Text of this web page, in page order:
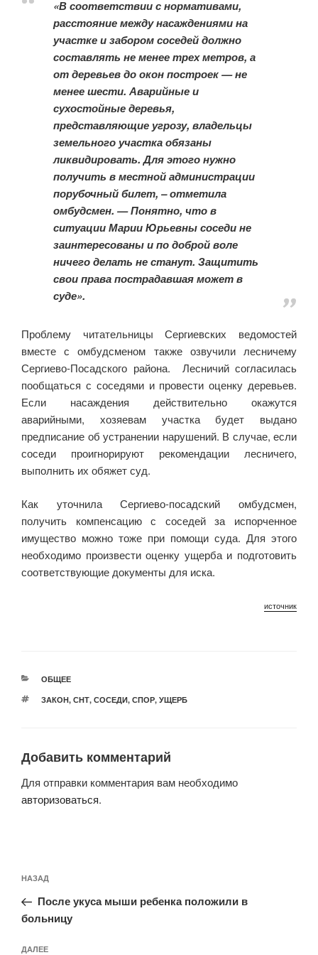
«В соответствии с нормативами,
расстояние между насаждениями на
участке и забором соседей должно
составлять не менее трех метров, а
от деревьев до окон построек — не
менее шести. Аварийные и
сухостойные деревья,
представляющие угрозу, владельцы
земельного участка обязаны
ликвидировать. Для этого нужно
получить в местной администрации
порубочный билет, – отметила
омбудсмен. — Понятно, что в
ситуации Марии Юрьевны соседи не
заинтересованы и по доброй воле
ничего делать не станут. Защитить
свои права пострадавшая может в
суде».
Проблему читательницы Сергиевских ведомостей
вместе с омбудсменом также озвучили лесничему
Сергиево-Посадского района. Лесничий согласилась
пообщаться с соседями и провести оценку деревьев.
Если насаждения действительно окажутся
аварийными, хозяевам участка будет выдано
предписание об устранении нарушений. В случае, если
соседи проигнорируют рекомендации лесничего,
выполнить их обяжет суд.
Как уточнила Сергиево-посадский омбудсмен,
получить компенсацию с соседей за испорченное
имущество можно тоже при помощи суда. Для этого
необходимо произвести оценку ущерба и подготовить
соответствующие документы для иска.
источник
РУБРИКИ
ОБЩЕЕ
МЕТКИ
ЗАКОН, СНТ, СОСЕДИ, СПОР, УЩЕРБ
Добавить комментарий
Для отправки комментария вам необходимо
авторизоваться.
по
записям
Предыдущая
запись:
НАЗАД
После укуса мыши ребенка положили в
больницу
Следующая
ДАЛЕЕ